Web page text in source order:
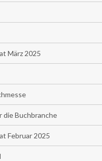
März 2025
die Buchbranche
Februar 2025